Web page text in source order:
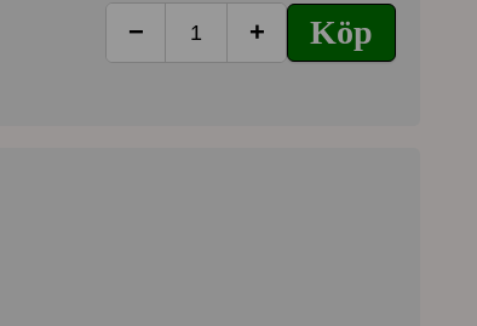
− + Köp